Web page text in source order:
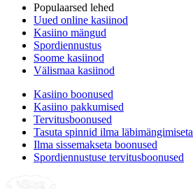
Populaarsed lehed
Uued online kasiinod
Kasiino mängud
Spordiennustus
Soome kasiinod
Välismaa kasiinod
Kasiino boonused
Kasiino pakkumised
Tervitusboonused
Tasuta spinnid ilma läbimängimiseta
Ilma sissemakseta boonused
Spordiennustuse tervitusboonused